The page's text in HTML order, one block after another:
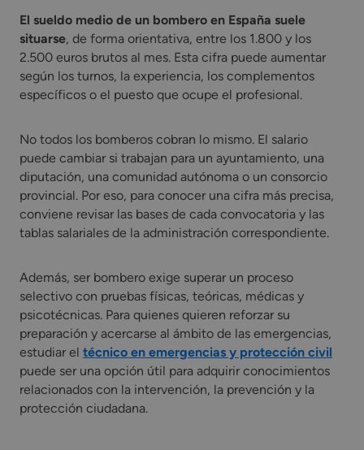
El sueldo medio de un bombero en España suele
situarse, de forma orientativa, entre los 1.800 y los
2.500 euros brutos al mes. Esta cifra puede aumentar
según los turnos, la experiencia, los complementos
específicos o el puesto que ocupe el profesional.
No todos los bomberos cobran lo mismo. El salario
puede cambiar si trabajan para un ayuntamiento, una
diputación, una comunidad autónoma o un consorcio
provincial. Por eso, para conocer una cifra más precisa,
conviene revisar las bases de cada convocatoria y las
tablas salariales de la administración correspondiente.
Además, ser bombero exige superar un proceso
selectivo con pruebas físicas, teóricas, médicas y
psicotécnicas. Para quienes quieren reforzar su
preparación y acercarse al ámbito de las emergencias,
estudiar el técnico en emergencias y protección civil
puede ser una opción útil para adquirir conocimientos
relacionados con la intervención, la prevención y la
protección ciudadana.